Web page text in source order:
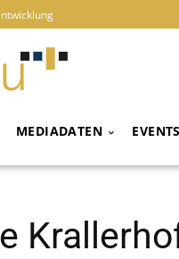
MEDIADATEN EVENTS